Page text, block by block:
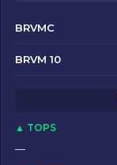
b
o
o
o
n
BRVMC
BRVM 10
▲ TOPS
—